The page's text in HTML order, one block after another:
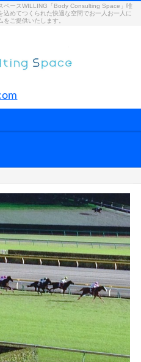
ペースWILLING「Body Consulting Space」唯
めてつくられた快適な空間でお一人お一人に
ご提供いたします。